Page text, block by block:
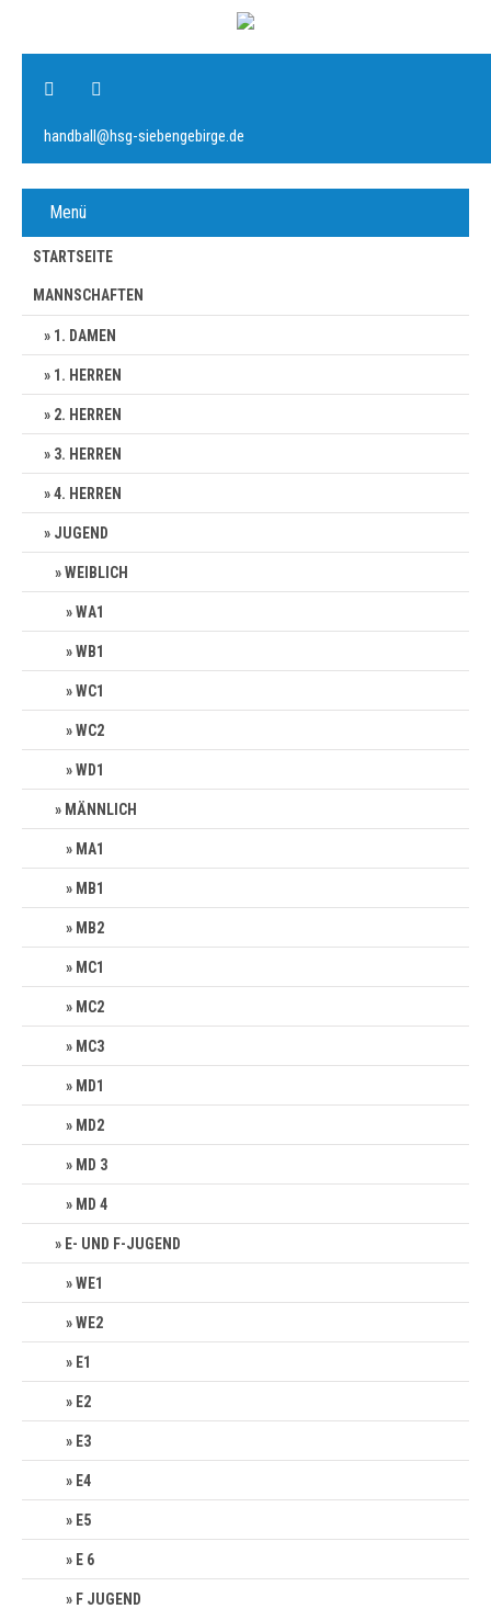
handball@hsg-siebengebirge.de
Menü
STARTSEITE
MANNSCHAFTEN
1. DAMEN
1. HERREN
2. HERREN
3. HERREN
4. HERREN
JUGEND
WEIBLICH
WA1
WB1
WC1
WC2
WD1
MÄNNLICH
MA1
MB1
MB2
MC1
MC2
MC3
MD1
MD2
MD 3
MD 4
E- UND F-JUGEND
WE1
WE2
E1
E2
E3
E4
E5
E 6
F JUGEND